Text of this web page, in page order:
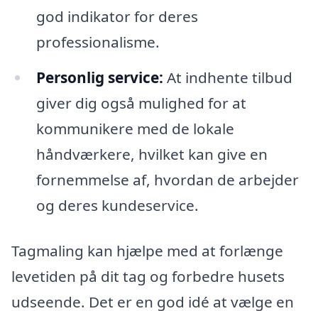
god indikator for deres
professionalisme.
Personlig service: At indhente tilbud
giver dig også mulighed for at
kommunikere med de lokale
håndværkere, hvilket kan give en
fornemmelse af, hvordan de arbejder
og deres kundeservice.
Tagmaling kan hjælpe med at forlænge
levetiden på dit tag og forbedre husets
udseende. Det er en god idé at vælge en